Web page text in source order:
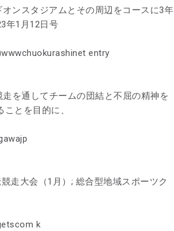
ンスタジアムとその周辺をコースに3年
年1月12日号
entry
を通してチームの団結と不屈の精神を
とを目的に、
走大会（1月）; 総合型地域スポーツク
k